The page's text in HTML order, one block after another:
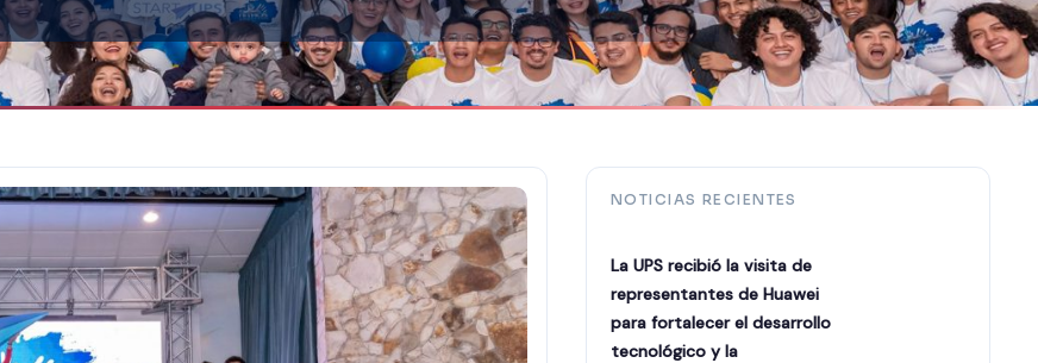
NOTICIAS RECIENTES
La UPS recibió la visita de
representantes de Huawei
para fortalecer el desarrollo
tecnológico y la